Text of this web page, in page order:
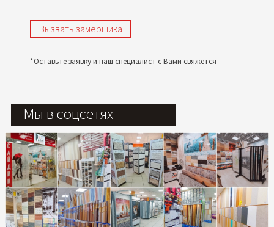
Вызвать замерщика
*Оставьте заявку и наш специалист с Вами свяжется
Мы в соцсетях